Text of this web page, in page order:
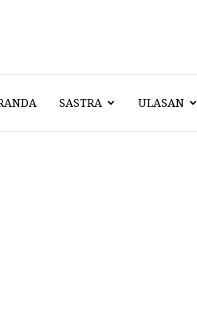
Riau
SASTRA ULASAN